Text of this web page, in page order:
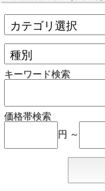
キーワード検索
価格帯検索
円 ～